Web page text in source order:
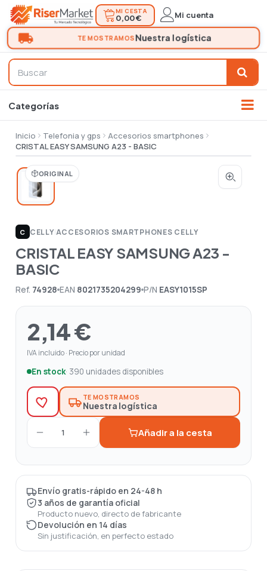
MI CESTA
0,00 € Mi cuenta
Inicio Telefonia y gps
Accesorios smartphones
CRISTAL EASY SAMSUNG A23 - BASIC
ORIGINAL
C CELLY|ACCESORIOS SMARTPHONES CELLY
CRISTAL EASY SAMSUNG A23 -
BASIC
Ref. 74928 EAN 8021735204299 P/N EASY1015SP
2,14 €
IVA incluido · Precio por unidad
En stock· 390 unidades disponibles
TE MOSTRAMOS
Nuestra logística
1 Añadir a la cesta
Envío gratis-rápido en 24-48 h
3 años de garantía oficial
Producto nuevo, directo de fabricante
Devolución en 14 días
Sin justificación, en perfecto estado